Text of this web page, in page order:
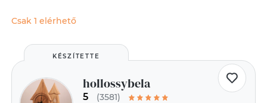
Csak 1 elérhető
KÉSZÍTETTE
hollossybela
5
(3581)